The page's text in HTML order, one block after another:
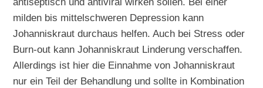
milden bis mittelschweren Depression kann
Johanniskraut durchaus helfen. Auch bei Stress oder
Burn-out kann Johanniskraut Linderung verschaffen.
Allerdings ist hier die Einnahme von Johanniskraut
nur ein Teil der Behandlung und sollte in Kombination